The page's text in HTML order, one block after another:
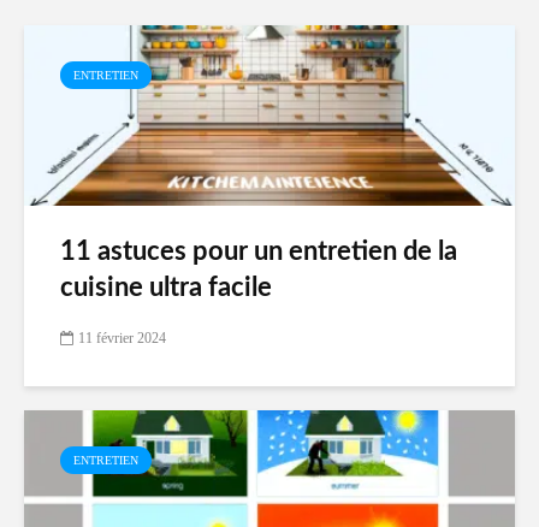
ENTRETIEN
11 astuces pour un entretien de la
cuisine ultra facile
11 février 2024
ENTRETIEN